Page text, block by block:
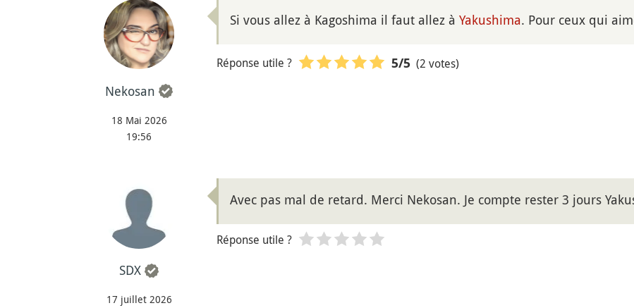
Nekosan
18 Mai 2026
19:56
Si vous allez à Kagoshima il faut allez à Yakushima. Pour ceux qui
Réponse utile ? 5/5 (2 votes)
SDX
17 juillet 2026
Avec pas mal de retard. Merci Nekosan. Je compte rester 3 jours
Réponse utile ?